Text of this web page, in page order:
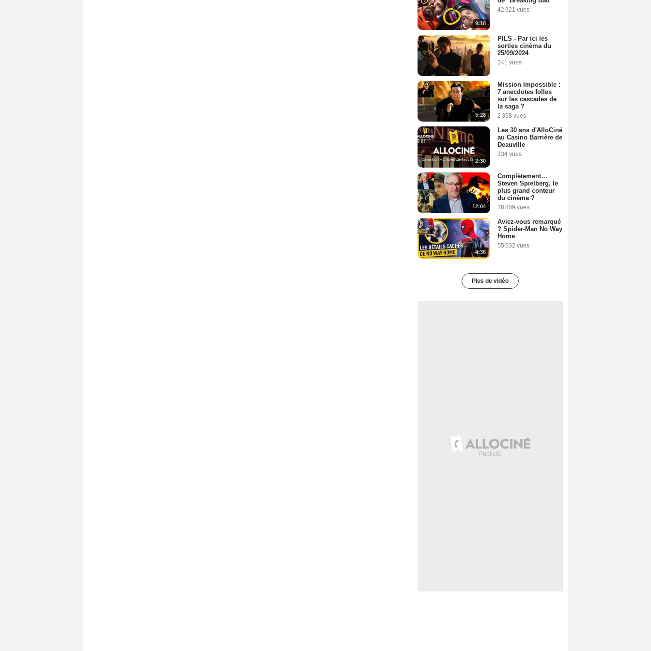
9:18
42 921 vues
PILS - Par ici les
sorties cinéma du
25/09/2024
241 vues
5:28
Mission Impossible :
7 anecdotes folles
sur les cascades de
la saga ?
2 358 vues
2:30
Les 30 ans d'AlloCiné
au Casino Barrière de
Deauville
334 vues
12:04
Complètement…
Steven Spielberg, le
plus grand conteur
du cinéma ?
38 809 vues
4:36
Aviez-vous remarqué
? Spider-Man No Way
Home
55 532 vues
Plus de vidéo